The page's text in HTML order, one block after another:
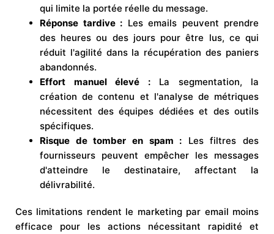
qui limite la portée réelle du message.
Réponse tardive : Les emails peuvent prendre
des heures ou des jours pour être lus, ce qui
réduit l'agilité dans la récupération des paniers
abandonnés.
Effort manuel élevé :La segmentation, la
création de contenu et l'analyse de métriques
nécessitent des équipes dédiées et des outils
spécifiques.
Risque de tomber en spam : Les filtres des
fournisseurs peuvent empêcher les messages
d'atteindre le destinataire, affectant la
délivrabilité.
Ces limitations rendent le marketing par email moins
efficace pour les actions nécessitant rapidité et